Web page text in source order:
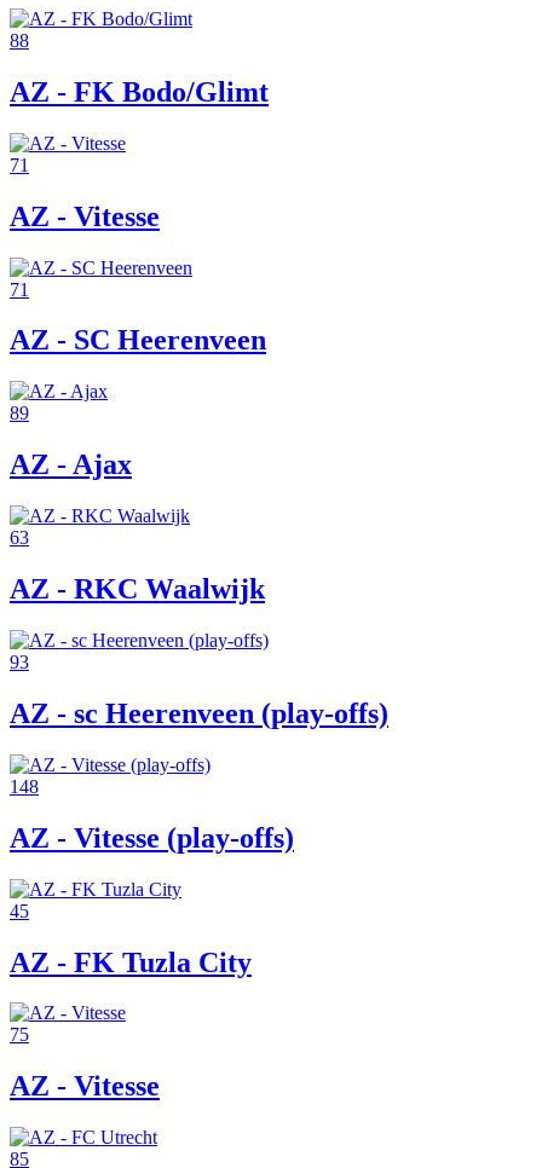
88
AZ - FK Bodo/Glimt
71
AZ - Vitesse
71
AZ - SC Heerenveen
89
AZ - Ajax
63
AZ - RKC Waalwijk
93
AZ - sc Heerenveen (play-offs)
148
AZ - Vitesse (play-offs)
45
AZ - FK Tuzla City
75
AZ - Vitesse
85